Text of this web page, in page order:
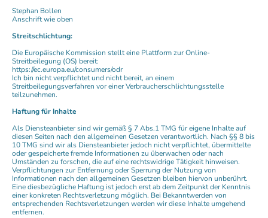
Stephan Bollen
Anschrift wie oben
Streitschlichtung:
Die Europäische Kommission stellt eine Plattform zur Online-
Streitbeilegung (OS) bereit:
https://ec.europa.eu/consumers/odr
Ich bin nicht verpflichtet und nicht bereit, an einem
Streitbeilegungsverfahren vor einer Verbraucherschlichtungsstelle
teilzunehmen.
Haftung für Inhalte
Als Diensteanbieter sind wir gemäß § 7 Abs.1 TMG für eigene Inhalte auf
diesen Seiten nach den allgemeinen Gesetzen verantwortlich. Nach §§ 8 bis
10 TMG sind wir als Diensteanbieter jedoch nicht verpflichtet, übermittelte
oder gespeicherte fremde Informationen zu überwachen oder nach
Umständen zu forschen, die auf eine rechtswidrige Tätigkeit hinweisen.
Verpflichtungen zur Entfernung oder Sperrung der Nutzung von
Informationen nach den allgemeinen Gesetzen bleiben hiervon unberührt.
Eine diesbezügliche Haftung ist jedoch erst ab dem Zeitpunkt der Kenntnis
einer konkreten Rechtsverletzung möglich. Bei Bekanntwerden von
entsprechenden Rechtsverletzungen werden wir diese Inhalte umgehend
entfernen.